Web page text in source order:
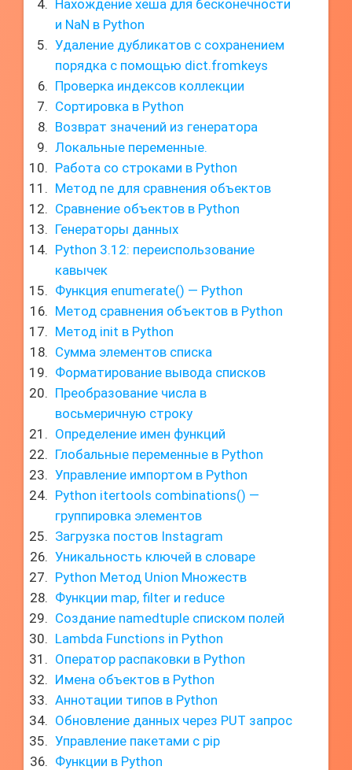
Нахождение хеша для бесконечности
и NaN в Python
Удаление дубликатов с сохранением
порядка с помощью dict.fromkeys
Проверка индексов коллекции
Сортировка в Python
Возврат значений из генератора
Локальные переменные.
Работа со строками в Python
Метод ne для сравнения объектов
Сравнение объектов в Python
Генераторы данных
Python 3.12: переиспользование
кавычек
Функция enumerate() — Python
Метод сравнения объектов в Python
Метод init в Python
Сумма элементов списка
Форматирование вывода списков
Преобразование числа в
восьмеричную строку
Определение имен функций
Глобальные переменные в Python
Управление импортом в Python
Python itertools combinations() —
группировка элементов
Загрузка постов Instagram
Уникальность ключей в словаре
Python Метод Union Множеств
Функции map, filter и reduce
Создание namedtuple списком полей
Lambda Functions in Python
Оператор распаковки в Python
Имена объектов в Python
Аннотации типов в Python
Обновление данных через PUT запрос
Управление пакетами с pip
Функции в Python